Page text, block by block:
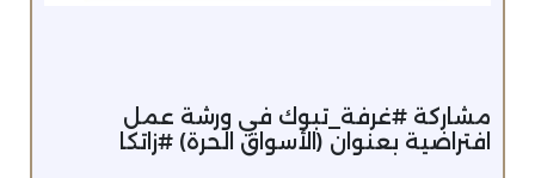
مشاركة #غرفة_تبوك في ورشة عمل
افتراضية بعنوان (الأسواق الحرة) #زاتكا‬⁩